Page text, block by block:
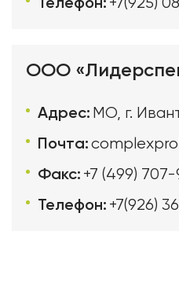
ООО
Адрес: МО, г.
Почта:
Факс: +7 (499)
Телефон: +7(926)